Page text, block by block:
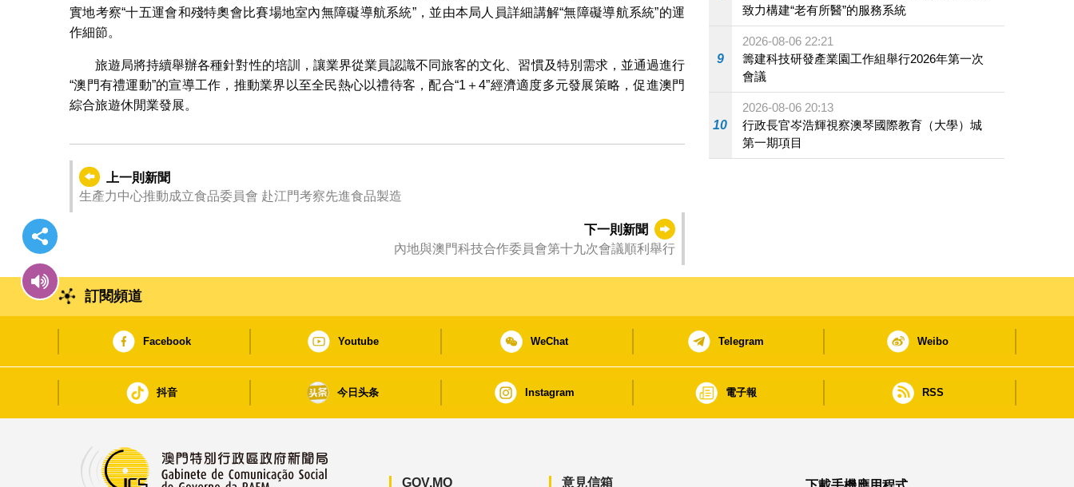
實地考察“十五運會和殘特奧會比賽場地室內無障礙導航系統”，並由本局人員詳細講解“無障礙導航系統”的運
作細節。
旅遊局將持續舉辦各種針對性的培訓，讓業界從業員認識不同旅客的文化、習慣及特別需求，並通過進行
“澳門有禮運動”的宣導工作，推動業界以至全民熱心以禮待客，配合“1＋4”經濟適度多元發展策略，促進澳門
綜合旅遊休閒業發展。
上一則新聞
生產力中心推動成立食品委員會 赴江門考察先進食品製造
下一則新聞
內地與澳門科技合作委員會第十九次會議順利舉行
致力構建“老有所醫”的服務系統
9
2026-08-06 22:21
籌建科技研發產業園工作組舉行2026年第一次
會議
10
2026-08-06 20:13
行政長官岑浩輝視察澳琴國際教育（大學）城
第一期項目
訂閱頻道
Facebook Youtube WeChat Telegram Weibo
抖音 今日头条 Instagram 電子報 RSS
GOV.MO 意見信箱